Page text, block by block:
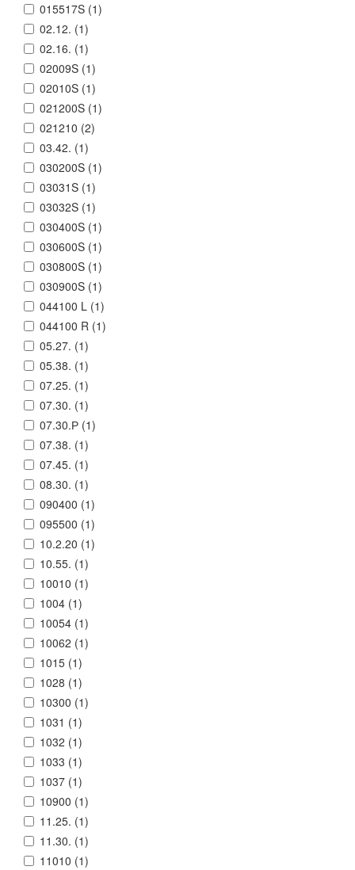
015517S (1)
02.12. (1)
02.16. (1)
02009S (1)
02010S (1)
021200S (1)
021210 (2)
03.42. (1)
030200S (1)
03031S (1)
03032S (1)
030400S (1)
030600S (1)
030800S (1)
030900S (1)
044100 L (1)
044100 R (1)
05.27. (1)
05.38. (1)
07.25. (1)
07.30. (1)
07.30.Р (1)
07.38. (1)
07.45. (1)
08.30. (1)
090400 (1)
095500 (1)
10.2.20 (1)
10.55. (1)
10010 (1)
1004 (1)
10054 (1)
10062 (1)
1015 (1)
1028 (1)
10300 (1)
1031 (1)
1032 (1)
1033 (1)
1037 (1)
10900 (1)
11.25. (1)
11.30. (1)
11010 (1)